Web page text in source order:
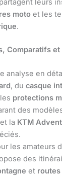
leurs
moto et les
.
Comparatifs
analyse en
, du casque
protections
des
et la KTM
les amateurs
des
et